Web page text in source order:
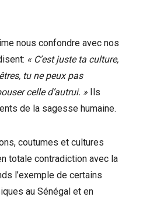
nous confondre avec nos
« C’est juste ta culture,
tu ne peux pas
celle d’autrui. » Ils
de la sagesse humaine.
coutumes et cultures
totale contradiction avec la
l’exemple de certains
au Sénégal et en